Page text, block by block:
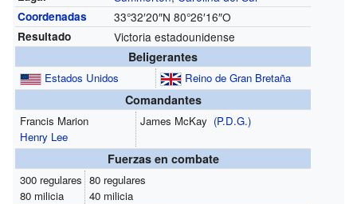
Coordenadas 33°32′20″N 80°26′16″O
Resultado
Victoria estadounidense
Beligerantes
Estados Unidos Reino de Gran Bretaña
Comandantes
Francis Marion
Henry Lee
James McKay (P.D.G.)
Fuerzas en combate
300 regulares
80 milicia
80 regulares
40 milicia